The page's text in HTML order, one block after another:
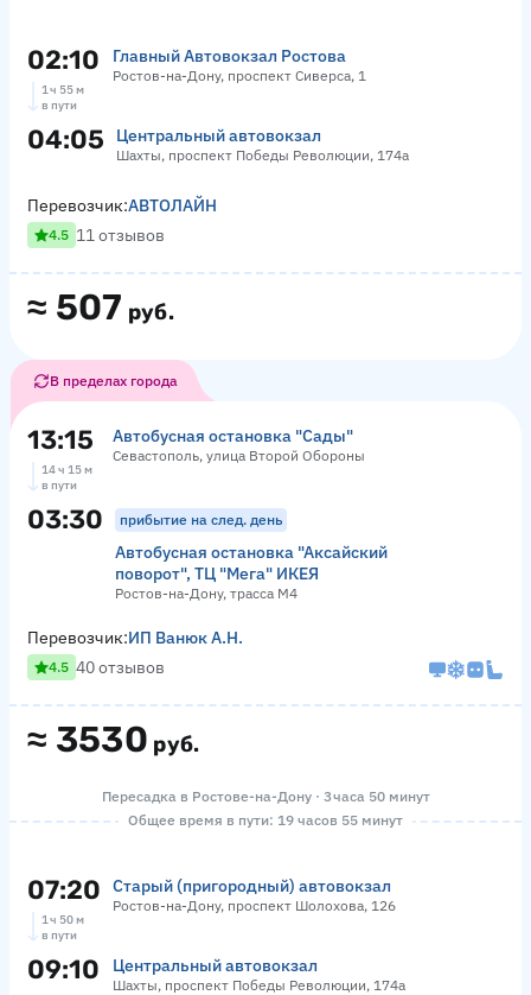
02:10 Главный Автовокзал Ростова
Ростов-на-Дону, проспект Сиверса, 1
1 ч 55 м
в пути
04:05 Центральный автовокзал
Шахты, проспект Победы Революции, 174а
≈ 507 руб.
Перевозчик:АВТОЛАЙН
4.5 11 отзывов
В пределах города
13:15 Автобусная остановка "Сады"
Севастополь, улица Второй Обороны
14 ч 15 м
в пути
03:30 прибытие на след. день
Автобусная остановка "Аксайский
поворот", ТЦ "Мега" ИКЕЯ
Ростов-на-Дону, трасса М4
≈ 3530 руб.
Перевозчик:ИП Ванюк А.Н.
4.5 40 отзывов
Пересадка в Ростове-на-Дону · 3 часа 50 минут
Общее время в пути: 19 часов 55 минут
07:20 Старый (пригородный) автовокзал
Ростов-на-Дону, проспект Шолохова, 126
1 ч 50 м
в пути
09:10 Центральный автовокзал
Шахты, проспект Победы Революции, 174а